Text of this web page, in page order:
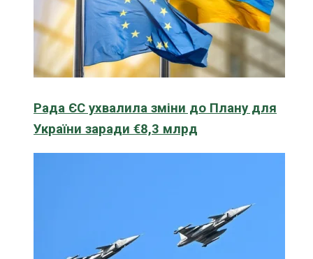
Рада ЄС ухвалила зміни до Плану для
України заради €8,3 млрд